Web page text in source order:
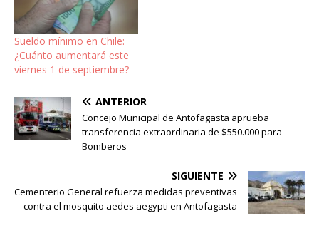
Sueldo mínimo en Chile:
¿Cuánto aumentará este
viernes 1 de septiembre?
ANTERIOR
Concejo Municipal de Antofagasta aprueba
transferencia extraordinaria de $550.000 para
Bomberos
SIGUIENTE
Cementerio General refuerza medidas preventivas
contra el mosquito aedes aegypti en Antofagasta